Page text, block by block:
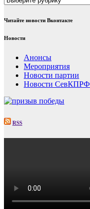
Читайте новости Вконтакте
Новости
Анонсы
Мероприятия
Новости партии
Новости СевКПРФ
RSS